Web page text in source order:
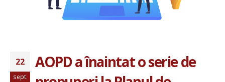
22
sept.
AOPD a înaintat o serie de